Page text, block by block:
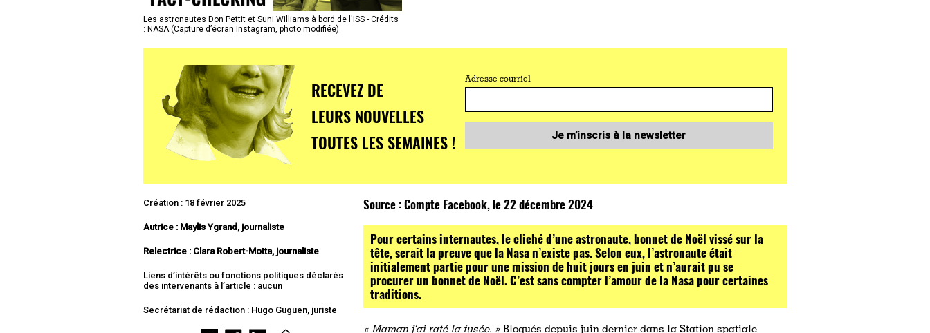
Les astronautes Don Pettit et Suni Williams à bord de l'ISS - Crédits
: NASA (Capture d’écran Instagram, photo modifiée)
RECEVEZ DE
LEURS NOUVELLES
TOUTES LES SEMAINES !
Adresse courriel
Je m’inscris à la newsletter
Création : 18 février 2025
Autrice : Maylis Ygrand, journaliste
Relectrice : Clara Robert-Motta, journaliste
Liens d’intérêts ou fonctions politiques déclarés
des intervenants à l’article : aucun
Secrétariat de rédaction : Hugo Guguen, juriste
Source :Compte Facebook, le 22 décembre 2024
Pour certains internautes, le cliché d’une astronaute, bonnet de Noël vissé sur la
tête, serait la preuve que la Nasa n’existe pas. Selon eux, l’astronaute était
initialement partie pour une mission de huit jours en juin et n’aurait pu se
procurer un bonnet de Noël. C’est sans compter l’amour de la Nasa pour certaines
traditions.
« Maman j’ai raté la fusée. » Bloqués depuis juin dernier dans la Station spatiale